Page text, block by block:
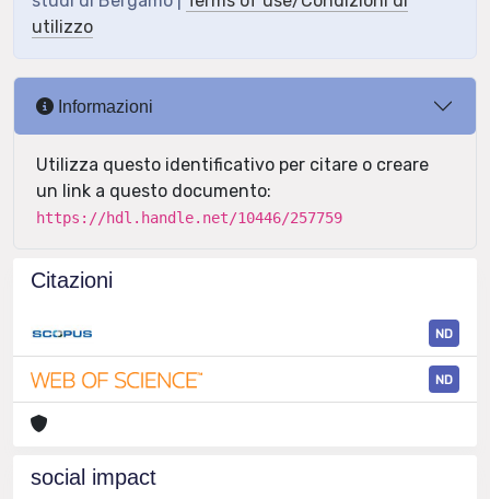
utilizzo
Informazioni
Utilizza questo identificativo per citare o creare
un link a questo documento:
https://hdl.handle.net/10446/257759
Citazioni
ND
ND
social impact